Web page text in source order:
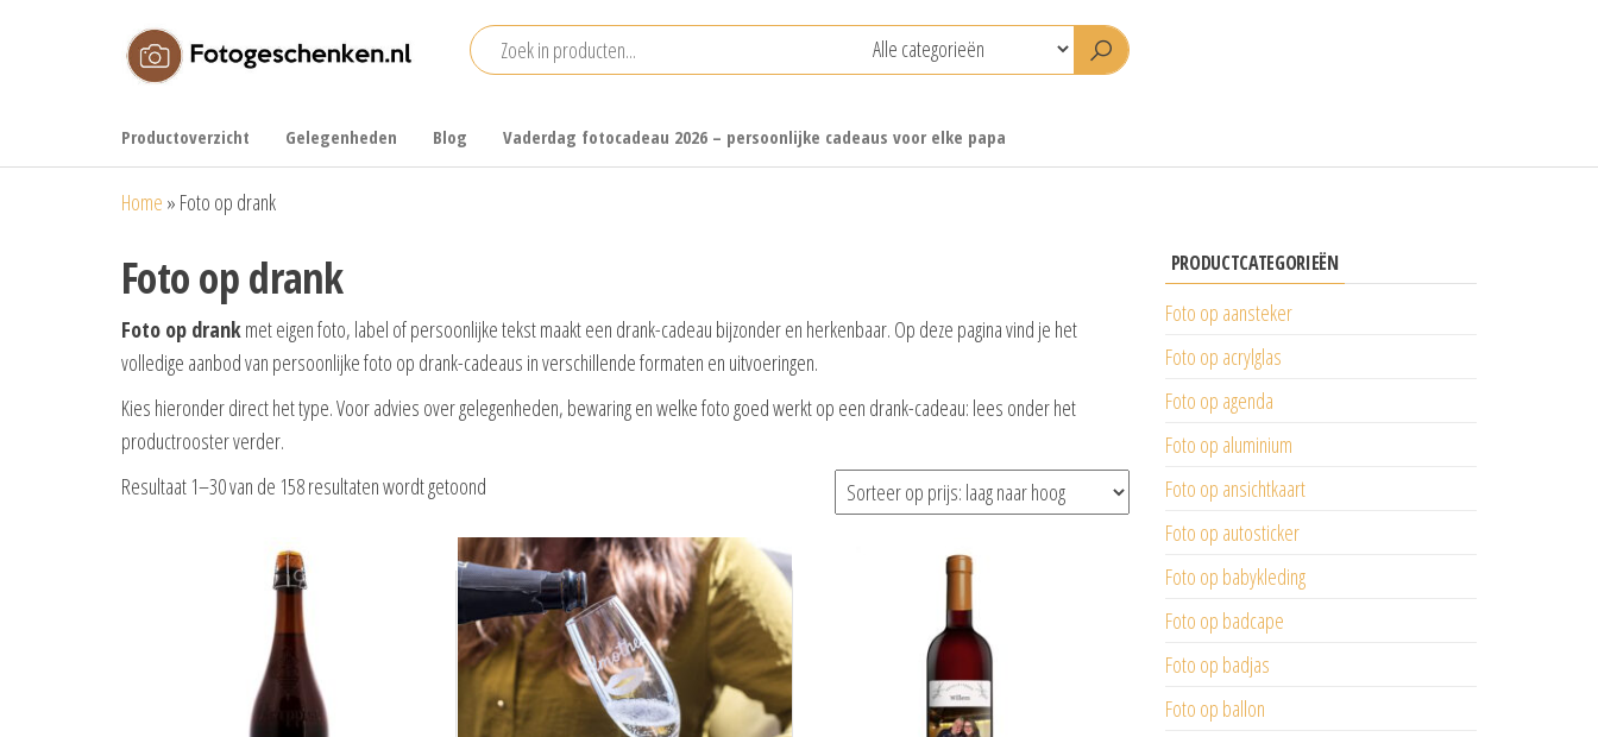
fotoproducten
Productoverzicht Gelegenheden Blog Vaderdag fotocadeau 2026 – persoonlijke cadeaus voor elke papa
Home » Foto op drank
Foto op drank
Foto op drankmet eigen foto, label of persoonlijke tekst maakt een drank-cadeau bijzonder en herkenbaar. Op deze pagina vind je het
volledige aanbod van persoonlijke foto op drank-cadeaus in verschillende formaten en uitvoeringen.
Kies hieronder direct het type. Voor advies over gelegenheden, bewaring en welke foto goed werkt op een drank-cadeau: lees onder het
productrooster verder.
Resultaat 1–30 van de 158 resultaten wordt getoond
prijs:
laag
naar
hoog
PRODUCTCATEGORIEËN
Foto op aansteker
Foto op acrylglas
Foto op agenda
Foto op aluminium
Foto op ansichtkaart
Foto op autosticker
Foto op babykleding
Foto op badcape
Foto op badjas
Foto op ballon